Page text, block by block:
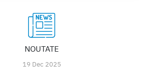
NOUTATE
19 Dec 2025